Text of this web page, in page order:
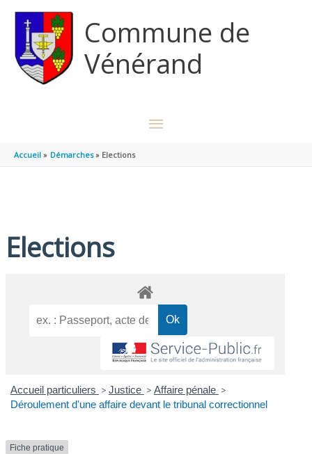
Commune de
Vénérand
MENU
Accueil Démarches Elections
Elections
Accueil particuliers > Justice > Affaire pénale >
Déroulement d'une affaire devant le tribunal correctionnel
Fiche pratique